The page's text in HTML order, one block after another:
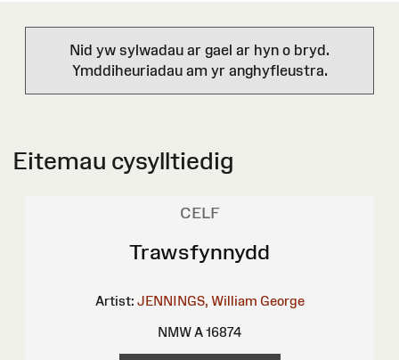
Nid yw sylwadau ar gael ar hyn o bryd.
Ymddiheuriadau am yr anghyfleustra.
Eitemau cysylltiedig
CELF
Trawsfynnydd
Artist: JENNINGS, William George
NMW A 16874